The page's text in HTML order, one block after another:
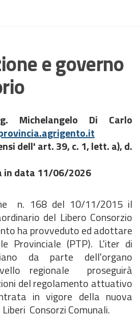
e governo
Michelangelo Di Carlo
dell' art. 39, c. 1, lett. a), d.
in data 11/06/2026
n. 168 del 10/11/2015 il
del Libero Consorzio
ha provveduto ed adottare
Provinciale (PTP). L'iter di
da parte dell'organo
regionale proseguirà
del regolamento attuativo
in vigore della nuova
Consorzi Comunali.